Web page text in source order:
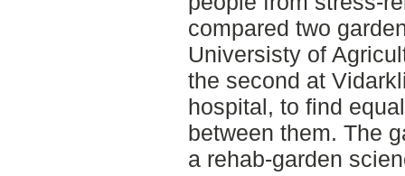
compared two
Universisty of
the second at
hospital, to find
between them. The
a rehab-garden